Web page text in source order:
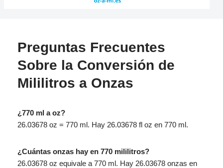
Preguntas Frecuentes
Sobre la Conversión de
Mililitros a Onzas
¿770 ml a oz?
26.03678 oz = 770 ml. Hay 26.03678 fl oz en 770 ml.
¿Cuántas onzas hay en 770 mililitros?
26.03678 oz equivale a 770 ml. Hay 26.03678 onzas en